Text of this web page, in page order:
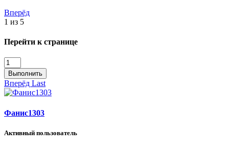
Вперёд
1 из 5
Перейти к странице
Выполнить
Вперёд Last
Фанис1303
Активный пользователь